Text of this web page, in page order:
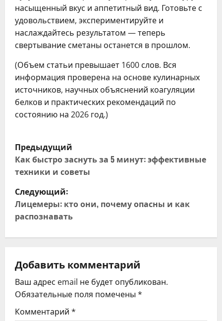
насыщенный вкус и аппетитный вид. Готовьте с
удовольствием, экспериментируйте и
наслаждайтесь результатом — теперь
свертывание сметаны останется в прошлом.
(Объем статьи превышает 1600 слов. Вся
информация проверена на основе кулинарных
источников, научных объяснений коагуляции
белков и практических рекомендаций по
состоянию на 2026 год.)
Н
а
в
и
г
ц
и
я
Предыдущий
Как быстро заснуть за 5 минут: эффективные
техники и советы
Следующий:
Лицемеры: кто они, почему опасны и как
распознавать
Добавить комментарий
Ваш адрес email не будет опубликован.
Обязательные поля помечены *
Комментарий *